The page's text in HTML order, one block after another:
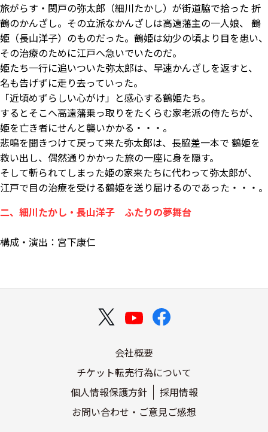
旅がらす・関戸の弥太郎（細川たかし）が街道脇で拾った 折
鶴のかんざし。その立派なかんざしは高遠藩主の一人娘、 鶴
姫（長山洋子）のものだった。鶴姫は幼少の頃より目を患い、
その治療のために江戸へ急いでいたのだ。
姫たち一行に追いついた弥太郎は、早速かんざしを返すと、
名も告げずに走り去っていった。
「近頃めずらしい心がけ」と感心する鶴姫たち。
するとそこへ高遠藩乗っ取りをたくらむ家老派の侍たちが、
姫を亡き者にせんと襲いかかる・・・。
悲鳴を聞きつけて戻って来た弥太郎は、長脇差一本で 鶴姫を
救い出し、偶然通りかかった旅の一座に身を隠す。
そして斬られてしまった姫の家来たちに代わって弥太郎が、
江戸で目の治療を受ける鶴姫を送り届けるのであった・・・。
二、細川たかし・長山洋子 ふたりの夢舞台
構成・演出：宮下康仁
会社概要
チケット転売行為について
個人情報保護方針
採用情報
お問い合わせ・ご意見ご感想